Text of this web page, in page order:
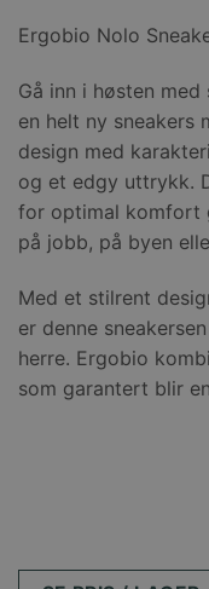
Ergobio Nolo
Gå inn i høsten
en helt ny sneakers
design med
og et edgy uttrykk.
for optimal komfort
på jobb, på byen
Med et stilrent
er denne
herre. Ergobio
som garantert blir